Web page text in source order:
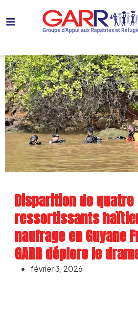
Disparition de quatre
ressortissants
naufrage en Guyane
GARR déplore le
février 3, 2026